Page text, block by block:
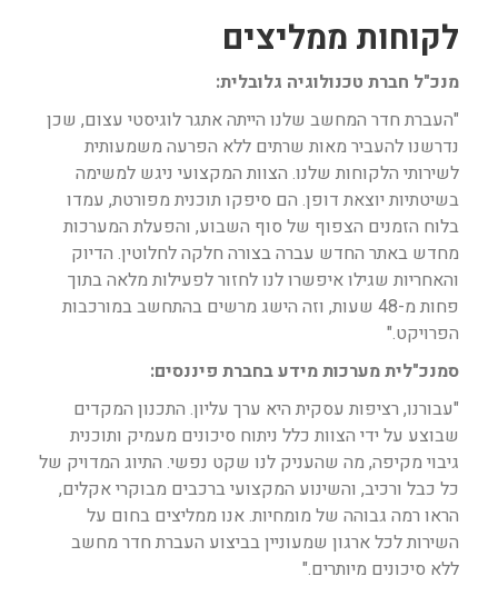
לקוחות ממליצים
מנכ"ל חברת טכנולוגיה גלובלית:
"העברת חדר המחשב שלנו הייתה אתגר לוגיסטי עצום, שכן
נדרשנו להעביר מאות שרתים ללא הפרעה משמעותית
לשירותי הלקוחות שלנו. הצוות המקצועי ניגש למשימה
בשיטתיות יוצאת דופן. הם סיפקו תוכנית מפורטת, עמדו
בלוח הזמנים הצפוף של סוף השבוע, והפעלת המערכות
מחדש באתר החדש עברה בצורה חלקה לחלוטין. הדיוק
והאחריות שגילו איפשרו לנו לחזור לפעילות מלאה בתוך
פחות מ-48 שעות, וזה הישג מרשים בהתחשב במורכבות
הפרויקט."
סמנכ"לית מערכות מידע בחברת פיננסים:
"עבורנו, רציפות עסקית היא ערך עליון. התכנון המקדים
שבוצע על ידי הצוות כלל ניתוח סיכונים מעמיק ותוכנית
גיבוי מקיפה, מה שהעניק לנו שקט נפשי. התיוג המדויק של
כל כבל ורכיב, והשינוע המקצועי ברכבים מבוקרי אקלים,
הראו רמה גבוהה של מומחיות. אנו ממליצים בחום על
השירות לכל ארגון שמעוניין בביצוע העברת חדר מחשב
ללא סיכונים מיותרים."